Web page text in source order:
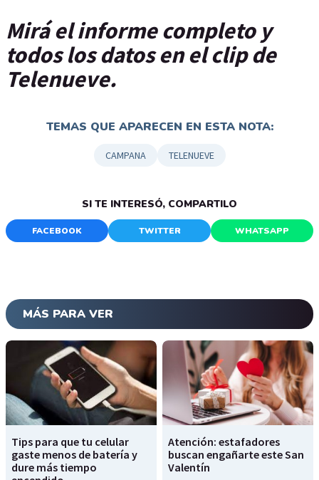
Mirá el informe completo y
todos los datos en el clip de
Telenueve.
TEMAS QUE APARECEN EN ESTA NOTA:
CAMPANA TELENUEVE
SI TE INTERESÓ, COMPARTILO
FACEBOOK TWITTER WHATSAPP
MÁS PARA VER
Tips para que tu celular
gaste menos de batería y
dure más tiempo
Atención: estafadores
buscan engañarte este San
Valentín